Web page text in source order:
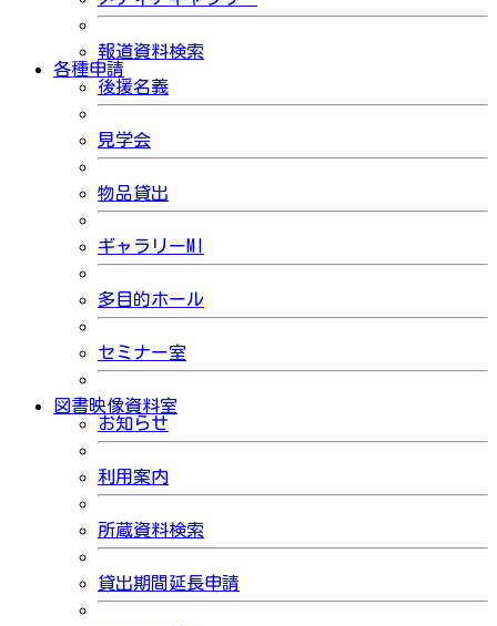
報道資料検索
各種申請
後援名義
見学会
物品貸出
ギャラリーMI
多目的ホール
セミナー室
図書映像資料室
お知らせ
利用案内
所蔵資料検索
貸出期間延長申請